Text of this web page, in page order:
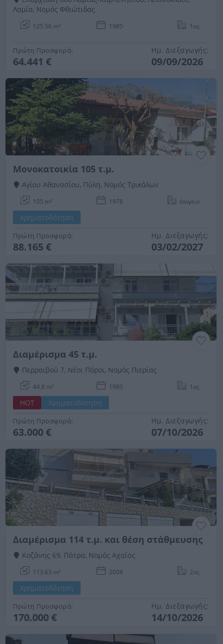
Λαμία, Νομός Φθιώτιδας
125.56 m² 1985 1ος
Πρώτη Προσφορά:
64.441 €
Ημ. Διεξαγωγής:
09/09/2026
Μονοκατοικία 105 τ.μ.
Αγίου Αθανασίου, Πύλη, Νομός Τρικάλων
105 m² 1978 Ισόγειο
Χρηματοδότηση
Πρώτη Προσφορά:
88.165 €
Ημ. Διεξαγωγής:
03/02/2027
Διαμέρισμα 45 τ.μ.
Περραιβού 7, Νέοι Πόροι, Νομός Πιερίας
44.8 m² 1980 1ος
HOT Χρηματοδότηση
Πρώτη Προσφορά:
63.000 €
Ημ. Διεξαγωγής:
07/10/2026
Διαμέρισμα 114 τ.μ. και θέση στάθμευσης
Κοζάνης 69, Πάτρα, Νομός Αχαίας
113.63 m² 2008 2ος
Χρηματοδότηση
Πρώτη Προσφορά:
170.000 €
Ημ. Διεξαγωγής:
14/10/2026